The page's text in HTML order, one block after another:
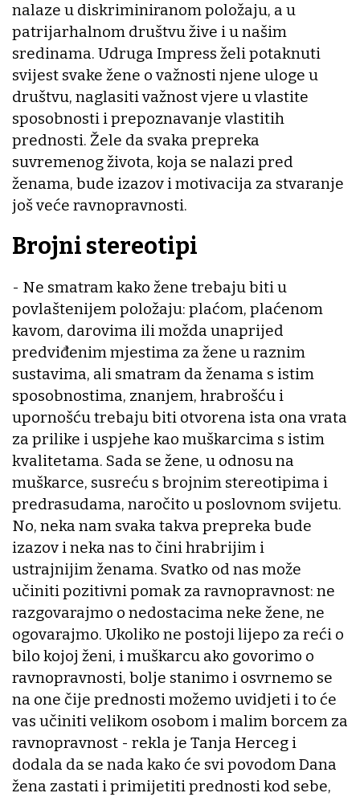
nalaze u diskriminiranom položaju, a u
patrijarhalnom društvu žive i u našim
sredinama. Udruga Impress želi potaknuti
svijest svake žene o važnosti njene uloge u
društvu, naglasiti važnost vjere u vlastite
sposobnosti i prepoznavanje vlastitih
prednosti. Žele da svaka prepreka
suvremenog života, koja se nalazi pred
ženama, bude izazov i motivacija za stvaranje
još veće ravnopravnosti.
Brojni stereotipi
- Ne smatram kako žene trebaju biti u
povlaštenijem položaju: plaćom, plaćenom
kavom, darovima ili možda unaprijed
predviđenim mjestima za žene u raznim
sustavima, ali smatram da ženama s istim
sposobnostima, znanjem, hrabrošću i
upornošću trebaju biti otvorena ista ona vrata
za prilike i uspjehe kao muškarcima s istim
kvalitetama. Sada se žene, u odnosu na
muškarce, susreću s brojnim stereotipima i
predrasudama, naročito u poslovnom svijetu.
No, neka nam svaka takva prepreka bude
izazov i neka nas to čini hrabrijim i
ustrajnijim ženama. Svatko od nas može
učiniti pozitivni pomak za ravnopravnost: ne
razgovarajmo o nedostacima neke žene, ne
ogovarajmo. Ukoliko ne postoji lijepo za reći o
bilo kojoj ženi, i muškarcu ako govorimo o
ravnopravnosti, bolje stanimo i osvrnemo se
na one čije prednosti možemo uvidjeti i to će
vas učiniti velikom osobom i malim borcem za
ravnopravnost - rekla je Tanja Herceg i
dodala da se nada kako će svi povodom Dana
žena zastati i primijetiti prednosti kod sebe,